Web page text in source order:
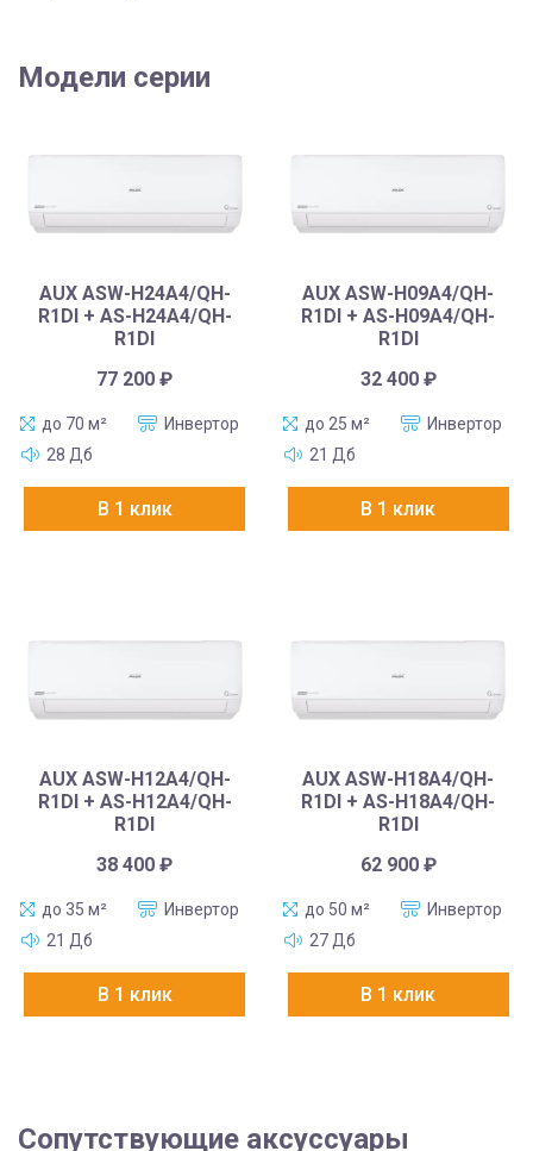
Модели серии
AUX ASW-H24A4/QH-
R1DI + AS-H24A4/QH-
R1DI
77 200₽
до 70 м²
Инвертор
28 Дб
В 1 клик
AUX ASW-H09A4/QH-
R1DI + AS-H09A4/QH-
R1DI
32 400 ₽
до 25 м²
Инвертор
21 Дб
В 1 клик
AUX ASW-H12A4/QH-
R1DI + AS-H12A4/QH-
R1DI
38 400₽
до 35 м²
Инвертор
21 Дб
В 1 клик
AUX ASW-H18A4/QH-
R1DI + AS-H18A4/QH-
R1DI
62 900 ₽
до 50 м²
Инвертор
27 Дб
В 1 клик
Сопутствующие аксуссуары